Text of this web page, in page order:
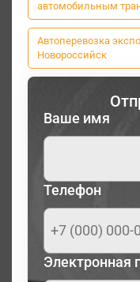
автомобильным
Автоперевозка
Новороссийск
Ваше имя
Телефон
Электронная